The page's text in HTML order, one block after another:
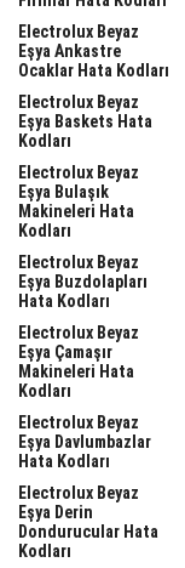
Electrolux Beyaz
Eşya Ankastre
Ocaklar Hata Kodları
Electrolux Beyaz
Eşya Baskets Hata
Kodları
Electrolux Beyaz
Eşya Bulaşık
Makineleri Hata
Kodları
Electrolux Beyaz
Eşya Buzdolapları
Hata Kodları
Electrolux Beyaz
Eşya Çamaşır
Makineleri Hata
Kodları
Electrolux Beyaz
Eşya Davlumbazlar
Hata Kodları
Electrolux Beyaz
Eşya Derin
Dondurucular Hata
Kodları